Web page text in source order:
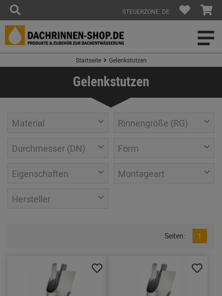
STEUERZONE: DE
Startseite Gelenkstutzen
Gelenkstutzen
Material Rinnengröße (RG)
Durchmesser (DN) Form
Eigenschaften Montageart
Hersteller
Seiten: 1